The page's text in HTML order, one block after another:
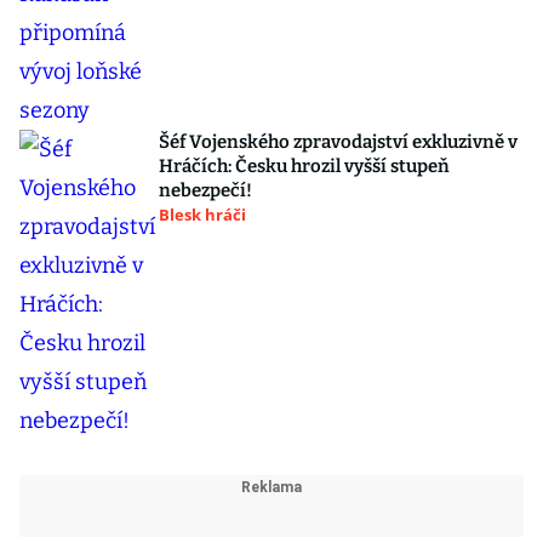
Šéf Vojenského zpravodajství exkluzivně v
Hráčích: Česku hrozil vyšší stupeň
nebezpečí!
Blesk hráči